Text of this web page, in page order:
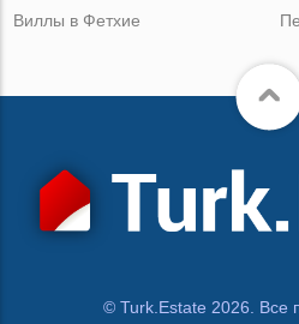
Виллы в Фетхие
© Turk.Estate 2026. Все